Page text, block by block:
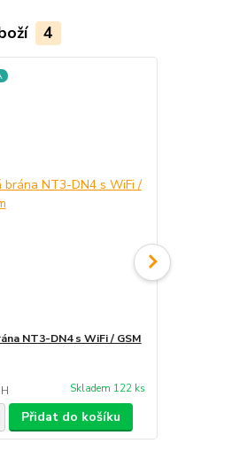
4
NT3-DN4 s WiFi / GSM
Skladem 122 ks
Přidat do košíku